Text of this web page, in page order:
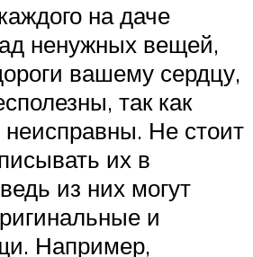
на даче
ненужных вещей,
вашему сердцу,
так как
Не стоит
их в
из них могут
и
Например,